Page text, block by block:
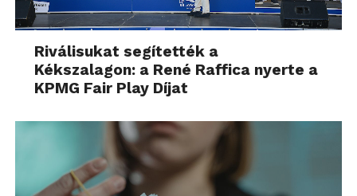
Riválisukat segítették a
Kékszalagon: a René Raffica nyerte a
KPMG Fair Play Díjat